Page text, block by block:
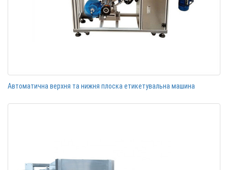
Автоматична верхня та нижня плоска етикетувальна машина